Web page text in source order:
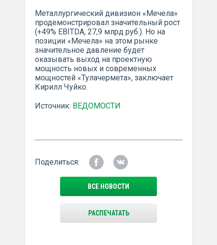
Металлургический дивизион «Мечела»
продемонстрировал значительный рост
(+49% EBITDA, 27,9 млрд руб.). Но на
позиции «Мечела» на этом рынке
значительное давление будет
оказывать выход на проектную
мощность новых и современных
мощностей «Тулачермета», заключает
Кирилл Чуйко.
Источник: ВЕДОМОСТИ
Поделиться:
ВСЕ НОВОСТИ
РАСПЕЧАТАТЬ